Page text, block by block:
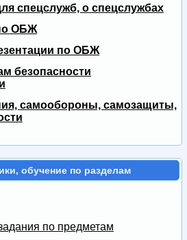
спецслужб, о спецслужбах
ОБЖ
по ОБЖ
безопасности
самообороны, самозащиты,
обучение по разделам
по предметам